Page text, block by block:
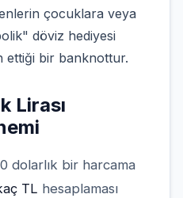
çocuklara veya
döviz hediyesi
ettiği bir banknottur.
Lirası
dolarlık bir harcama
TL hesaplaması